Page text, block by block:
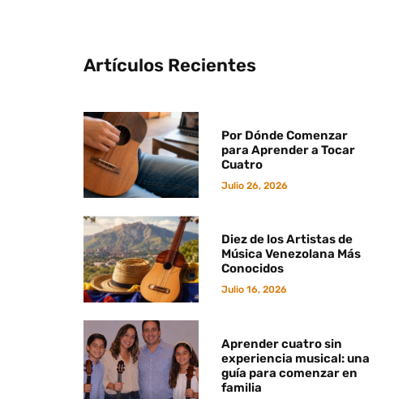
Artículos Recientes
Por Dónde Comenzar
para Aprender a Tocar
Cuatro
Julio 26, 2026
Diez de los Artistas de
Música Venezolana Más
Conocidos
Julio 16, 2026
Aprender cuatro sin
experiencia musical: una
guía para comenzar en
familia